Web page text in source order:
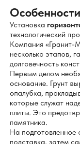
Установка
технологический
Компания «Гранит-
несколько этапов,
долговечность
Первым делом
основание. Грунт
опалубка,
которые служат
плиты. Это
памятника.
На подготовленное
подставка, затем